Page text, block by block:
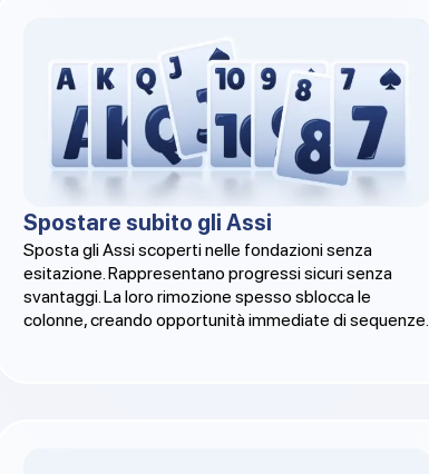
Spostare subito gli Assi
Sposta gli Assi scoperti nelle fondazioni senza
esitazione. Rappresentano progressi sicuri senza
svantaggi. La loro rimozione spesso sblocca le
colonne, creando opportunità immediate di sequenze.